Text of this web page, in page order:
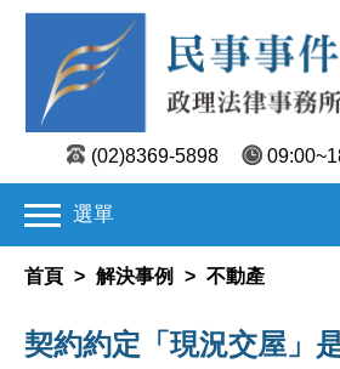
(02)8369-5898
選單
首頁 > 解決事例 > 不動產
契約約定「現況交屋」